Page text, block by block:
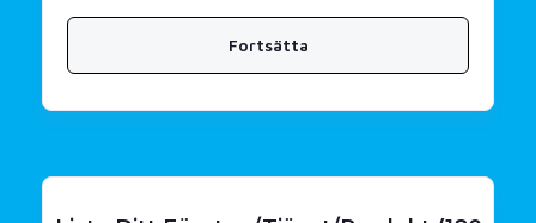
Fortsätta